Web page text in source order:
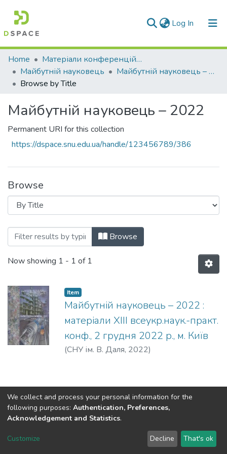
Log In (current)
Communities & Collections
All of DSpace
Home
Матеріали конференцій та семінарів
Майбутній науковець
Майбутній науковець – 2022
Browse by Title
Майбутній науковець – 2022
Permanent URI for this collection
https://dspace.snu.edu.ua/handle/123456789/386
Browse
Browsing Майбутній науковець –
Browse
Now showing 1 - 1 of 1
Item
Майбутній науковець – 2022 :
матеріали XІІІ всеукр.наук.-практ.
конф., 2 грудня 2022 р., м. Київ
(СНУ ім. В. Даля, 2022)
Dspace & Volodymyr Dahl East Ukrainian National University
LYRASIS
Send Feedback
We collect and process your personal information for the
following purposes: Authentication, Preferences,
Acknowledgement and Statistics.
Customize Decline That's ok